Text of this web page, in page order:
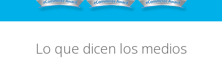
Lo que dicen los medios